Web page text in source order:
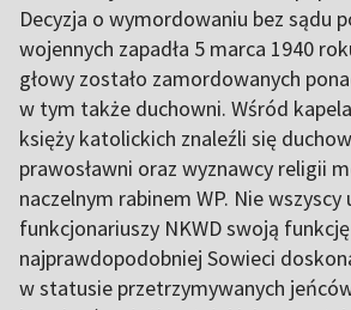
Decyzja o wymordowaniu bez sądu
wojennych zapadła 5 marca 1940
głowy zostało zamordowanych
w tym także duchowni. Wśród
księży katolickich znaleźli się
prawosławni oraz wyznawcy religii
naczelnym rabinem WP. Nie
funkcjonariuszy NKWD swoją
najprawdopodobniej Sowieci
w statusie przetrzymywanych